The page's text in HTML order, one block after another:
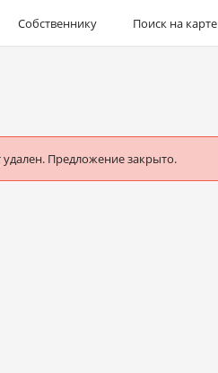
Собственнику Поиск на карте
Предложение закрыто.